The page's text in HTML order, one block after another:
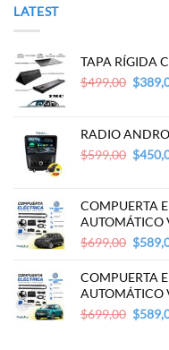
LATEST
TAPA RÍGIDA
$499,00 $
RADIO
$599,00 $
COMPUERTA
AUTOMÁTICO
$699,00
was:
$
COMPUERTA
AUTOMÁTICO
$699,00 $